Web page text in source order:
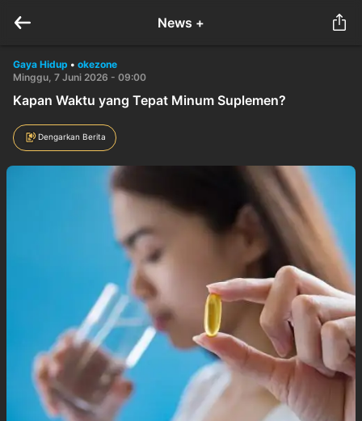
News +
Gaya Hidup • okezone
Minggu, 7 Juni 2026 - 09:00
Kapan Waktu yang Tepat Minum Suplemen?
Dengarkan Berita